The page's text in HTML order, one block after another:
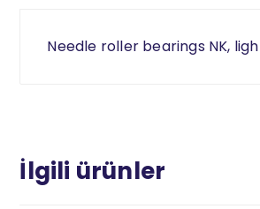
Needle roller bearings NK,
İlgili ürünler